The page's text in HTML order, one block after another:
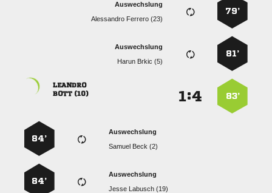
79’
Auswechslung
  
81’
Auswechslung
  
83’
:

 
Auswechslung
  
84’
Auswechslung
  
84’